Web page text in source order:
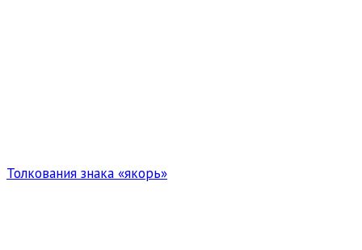
Толкования знака «якорь»